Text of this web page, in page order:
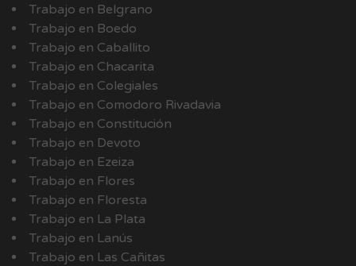
Trabajo en Belgrano
Trabajo en Boedo
Trabajo en Caballito
Trabajo en Chacarita
Trabajo en Colegiales
Trabajo en Comodoro Rivadavia
Trabajo en Constitución
Trabajo en Devoto
Trabajo en Ezeiza
Trabajo en Flores
Trabajo en Floresta
Trabajo en La Plata
Trabajo en Lanús
Trabajo en Las Cañitas